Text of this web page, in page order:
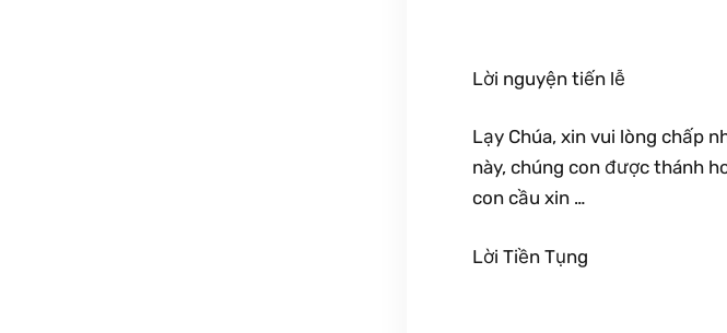
Lời nguyện tiến lễ
Lạy Chúa, xin vui lòng chấp
này, chúng con được thánh
con cầu xin …
Lời Tiền Tụng